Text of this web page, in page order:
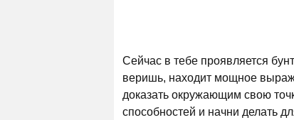
Сейчас в тебе проявляется
веришь, находит мощное
доказать окружающим свою
способностей и начни делать